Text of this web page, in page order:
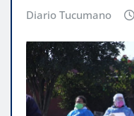
Diario Tucumano